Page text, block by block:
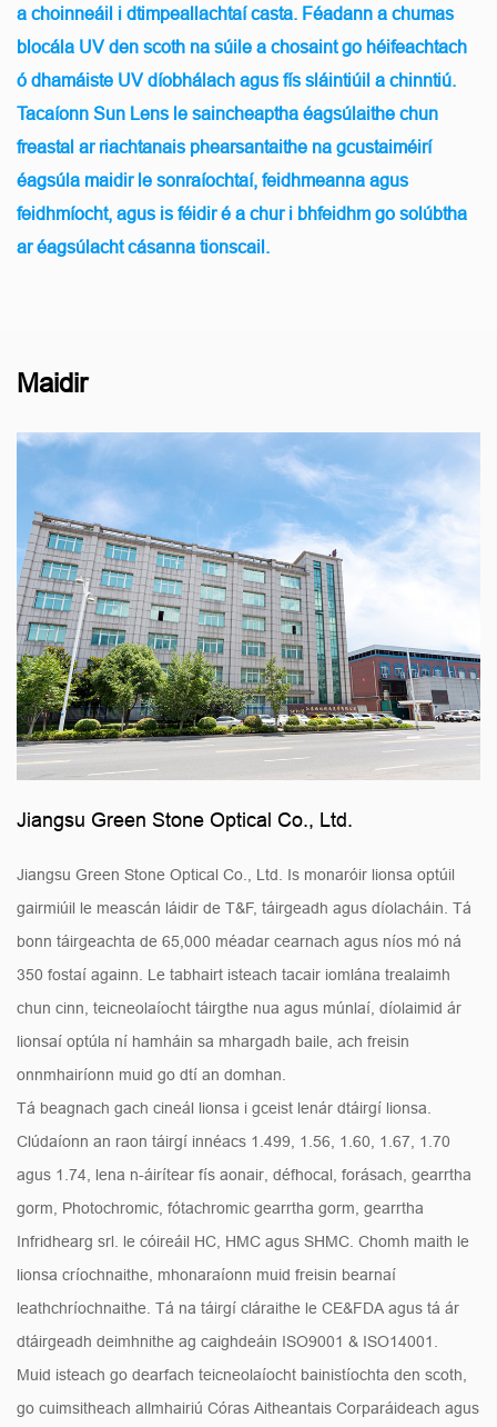
a choinneáil i dtimpeallachtaí casta. Féadann a chumas
blocála UV den scoth na súile a chosaint go héifeachtach
ó dhamáiste UV díobhálach agus fís sláintiúil a chinntiú.
Tacaíonn Sun Lens le saincheaptha éagsúlaithe chun
freastal ar riachtanais phearsantaithe na gcustaiméirí
éagsúla maidir le sonraíochtaí, feidhmeanna agus
feidhmíocht, agus is féidir é a chur i bhfeidhm go solúbtha
ar éagsúlacht cásanna tionscail.
Maidir
Jiangsu Green Stone Optical Co., Ltd.
Jiangsu Green Stone Optical Co., Ltd. Is monaróir lionsa optúil
gairmiúil le meascán láidir de T&F, táirgeadh agus díolacháin. Tá
bonn táirgeachta de 65,000 méadar cearnach agus níos mó ná
350 fostaí againn. Le tabhairt isteach tacair iomlána trealaimh
chun cinn, teicneolaíocht táirgthe nua agus múnlaí, díolaimid ár
lionsaí optúla ní hamháin sa mhargadh baile, ach freisin
onnmhairíonn muid go dtí an domhan.
Tá beagnach gach cineál lionsa i gceist lenár dtáirgí lionsa.
Clúdaíonn an raon táirgí innéacs 1.499, 1.56, 1.60, 1.67, 1.70
agus 1.74, lena n-áirítear fís aonair, défhocal, forásach, gearrtha
gorm, Photochromic, fótachromic gearrtha gorm, gearrtha
Infridhearg srl. le cóireáil HC, HMC agus SHMC. Chomh maith le
lionsa críochnaithe, mhonaraíonn muid freisin bearnaí
leathchríochnaithe. Tá na táirgí cláraithe le CE&FDA agus tá ár
dtáirgeadh deimhnithe ag caighdeáin ISO9001 & ISO14001.
Muid isteach go dearfach teicneolaíocht bainistíochta den scoth,
go cuimsitheach allmhairiú Córas Aitheantais Corparáideach agus